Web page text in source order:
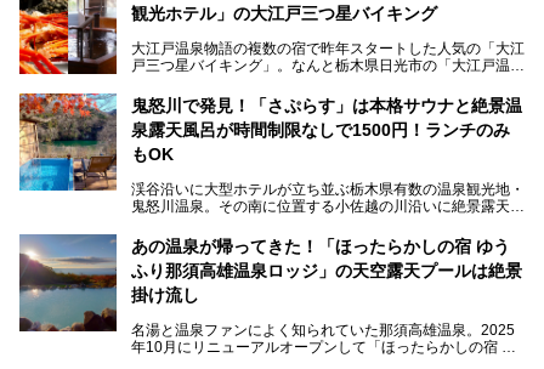
観光ホテル」の大江戸三つ星バイキング
大江戸温泉物語の複数の宿で昨年スタートした人気の「大江
戸三つ星バイキング」。なんと栃木県日光市の「大江戸温泉
ここは首都圏から1泊で行きやすい鬼怒川温泉の渓流沿いに
建つホテルで、バイキングの他にも天然温泉の大浴場とサウ
ナ、フリーフローサービスのラウンジなど館内で楽しめるス
ポットがたくさんあり、3世代旅行やグループ旅行にもぴっ
たり。
そんな「大江戸温泉物語Premium 鬼怒川観光ホテル」の魅
力を詳しく紹介しちゃいます。
───
提供元：大江戸温泉物語ホテルズ＆リゾーツ株式会社【P
R】
この記事は大江戸温泉物語Premium 鬼怒川観光ホテルのPR
記事です。
鬼怒川で発見！「さぷらす」は本格サウナと絶景温
泉露天風呂が時間制限なしで1500円！ランチのみ
もOK
渓谷沿いに大型ホテルが立ち並ぶ栃木県有数の温泉観光地・
鬼怒川温泉。その南に位置する小佐越の川沿いに絶景露天風
こだわりのサウナ、掛け流しの水風呂、天然温泉の露天風
呂、食事処、休憩室など備えて、決して大規模施設ではあり
ませんが、鬼怒川温泉観光の行き帰りに、はたまたサウナで
一日リフレッシュするための目的地に！ぜひオススメしたい
スポットです。時間制限も無いので1人1,500円でひがな一
日サウナや温泉を楽しんでお昼も食べてごろごろできちゃい
ますよ。
あの温泉が帰ってきた！「ほったらかしの宿 ゆう
ふり那須高雄温泉ロッジ」の天空露天プールは絶景
掛け流し
名湯と温泉ファンによく知られていた那須高雄温泉。2025
年10月にリニューアルオープンして「ほったらかしの宿 ゆ